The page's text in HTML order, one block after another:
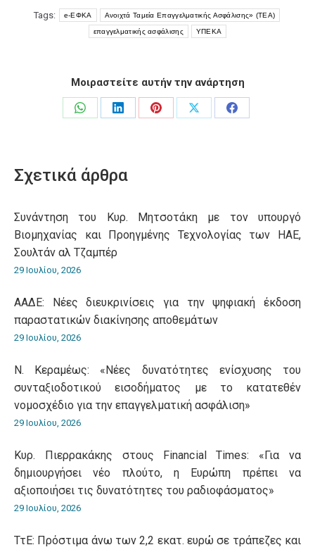
Tags: e-ΕΦΚΑ Ανοιχτά Ταμεία Επαγγελματικής Ασφάλισης» (ΤΕΑ)
επαγγελματικής ασφάλισης ΥΠΕΚΑ
Μοιραστείτε αυτήν την ανάρτηση
Share
Share
Share
Share
Share
Σχετικά άρθρα
Συνάντηση του Κυρ. Μητσοτάκη με τον υπουργό
Βιομηχανίας και Προηγμένης Τεχνολογίας των ΗΑΕ,
Σουλτάν αλ Τζαμπέρ
29 Ιουλίου, 2026
ΑΑΔΕ: Νέες διευκρινίσεις για την ψηφιακή έκδοση
παραστατικών διακίνησης αποθεμάτων
29 Ιουλίου, 2026
Ν. Κεραμέως: «Νέες δυνατότητες ενίσχυσης του
συνταξιοδοτικού εισοδήματος με το κατατεθέν
νομοσχέδιο για την επαγγελματική ασφάλιση»
29 Ιουλίου, 2026
Κυρ. Πιερρακάκης στους Financial Times: «Για να
δημιουργήσει νέο πλούτο, η Ευρώπη πρέπει να
αξιοποιήσει τις δυνατότητες του ραδιοφάσματος»
29 Ιουλίου, 2026
ΤτΕ: Πρόστιμα άνω των 2,2 εκατ. ευρώ σε τράπεζες και